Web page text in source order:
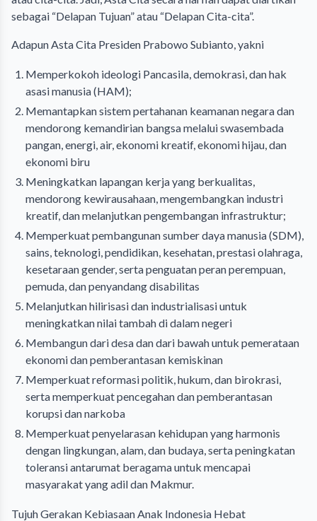
sebagai “Delapan Tujuan” atau “Delapan Cita-cita”.
Adapun Asta Cita Presiden Prabowo Subianto, yakni
Memperkokoh ideologi Pancasila, demokrasi, dan hak
asasi manusia (HAM);
Memantapkan sistem pertahanan keamanan negara dan
mendorong kemandirian bangsa melalui swasembada
pangan, energi, air, ekonomi kreatif, ekonomi hijau, dan
ekonomi biru
Meningkatkan lapangan kerja yang berkualitas,
mendorong kewirausahaan, mengembangkan industri
kreatif, dan melanjutkan pengembangan infrastruktur;
Memperkuat pembangunan sumber daya manusia (SDM),
sains, teknologi, pendidikan, kesehatan, prestasi olahraga,
kesetaraan gender, serta penguatan peran perempuan,
pemuda, dan penyandang disabilitas
Melanjutkan hilirisasi dan industrialisasi untuk
meningkatkan nilai tambah di dalam negeri
Membangun dari desa dan dari bawah untuk pemerataan
ekonomi dan pemberantasan kemiskinan
Memperkuat reformasi politik, hukum, dan birokrasi,
serta memperkuat pencegahan dan pemberantasan
korupsi dan narkoba
Memperkuat penyelarasan kehidupan yang harmonis
dengan lingkungan, alam, dan budaya, serta peningkatan
toleransi antarumat beragama untuk mencapai
masyarakat yang adil dan Makmur.
Tujuh Gerakan Kebiasaan Anak Indonesia Hebat